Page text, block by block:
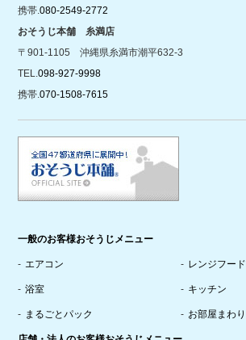
携帯.080-2549-2772
おそうじ本舗 糸満店
〒901-1105 沖縄県糸満市潮平632-3
TEL.098-927-9998
携帯.070-1508-7615
一般のお客様おそうじメニュー
エアコン レンジフード
浴室 キッチン
まるごとパック お部屋まわり